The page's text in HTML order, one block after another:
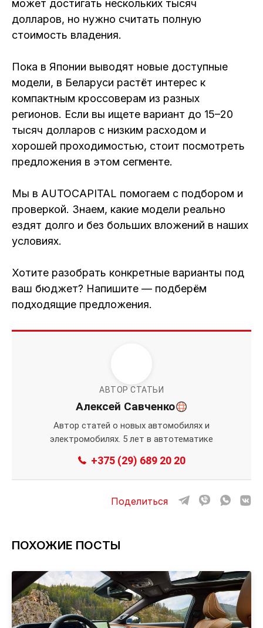
может достигать нескольких тысяч
долларов, но нужно считать полную
стоимость владения.
Пока в Японии выводят новые доступные
модели, в Беларуси растёт интерес к
компактным кроссоверам из разных
регионов. Если вы ищете вариант до 15–20
тысяч долларов с низким расходом и
хорошей проходимостью, стоит посмотреть
предложения в этом сегменте.
Мы в AUTOCAPITAL помогаем с подбором и
проверкой. Знаем, какие модели реально
ездят долго и без больших вложений в наших
условиях.
Хотите разобрать конкретные варианты под
ваш бюджет? Напишите — подберём
подходящие предложения.
АВТОР СТАТЬИ
Алексей Савченко
Автор статей о новых автомобилях и
электромобилях. 5 лет в автотематике
+375 (29) 689 20 20
Поделиться
ПОХОЖИЕ ПОСТЫ